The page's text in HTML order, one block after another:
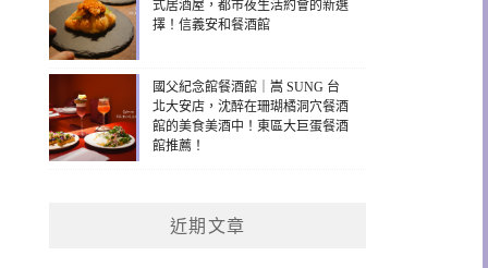
式居酒屋，都市夜生活約會的新選
擇！信義安和餐酒館
國父紀念館餐酒館｜嵩 SUNG 台
北大安店，沈醉在珊瑚橘洞穴餐酒
館的美食美酒中！東區大巨蛋餐酒
館推薦！
近期文章